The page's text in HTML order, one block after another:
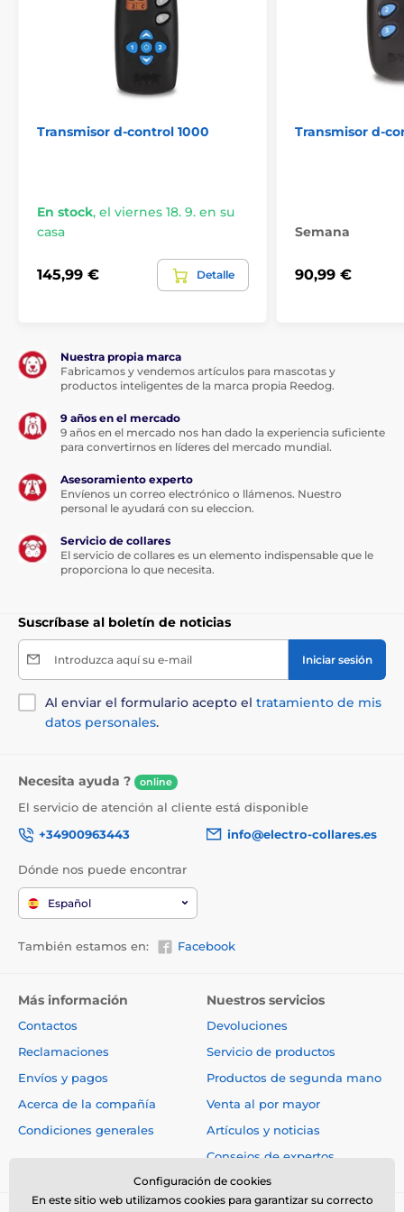
Transmisor d-control 1000
En stock, el viernes 18. 9. en su
casa
145,99 € Detalle
Transmisor d-
Semana
90,99 €
Nuestra propia marca
Fabricamos y vendemos artículos para mascotas y
productos inteligentes de la marca propia Reedog.
9 años en el mercado
9 años en el mercado nos han dado la experiencia suficiente
para convertirnos en líderes del mercado mundial.
Asesoramiento experto
Envíenos un correo electrónico o llámenos. Nuestro
personal le ayudará con su eleccion.
Servicio de collares
El servicio de collares es un elemento indispensable que le
proporciona lo que necesita.
Suscríbase al boletín de noticias
Introduzca aquí su e-mail Iniciar sesión
Al enviar el formulario acepto el tratamiento de mis
datos personales.
Necesita ayuda ? online
El servicio de atención al cliente está disponible
+34900963443
info@electro-collares.es
Dónde nos puede encontrar
Español
También estamos en: Facebook
Más información
Contactos
Reclamaciones
Envíos y pagos
Acerca de la compañía
Condiciones generales
Nuestros servicios
Devoluciones
Servicio de productos
Productos de segunda mano
Venta al por mayor
Artículos y noticias
Consejos de expertos
Configuración de cookies
En este sitio web utilizamos cookies para garantizar su correcto